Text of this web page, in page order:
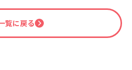
覧に戻る